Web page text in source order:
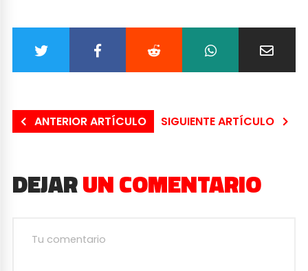
ANTERIOR ARTÍCULO SIGUIENTE ARTÍCULO
DEJARUN COMENTARIO